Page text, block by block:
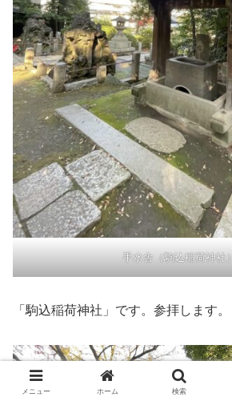
手水舎（駒込稲荷神社）
「駒込稲荷神社」です。参拝します。
メニュー ホーム 検索